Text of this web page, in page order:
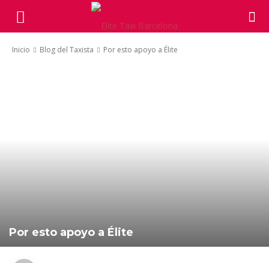
Inicio Blog del Taxista Por esto apoyo a Élite
Por esto apoyo a Élite